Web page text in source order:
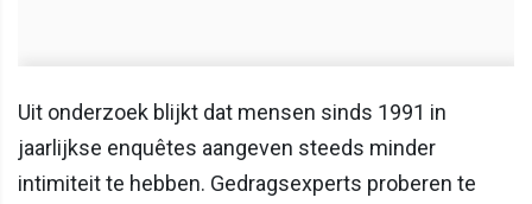
Uit onderzoek blijkt dat mensen sinds 1991 in
jaarlijkse enquêtes aangeven steeds minder
intimiteit te hebben. Gedragsexperts proberen te